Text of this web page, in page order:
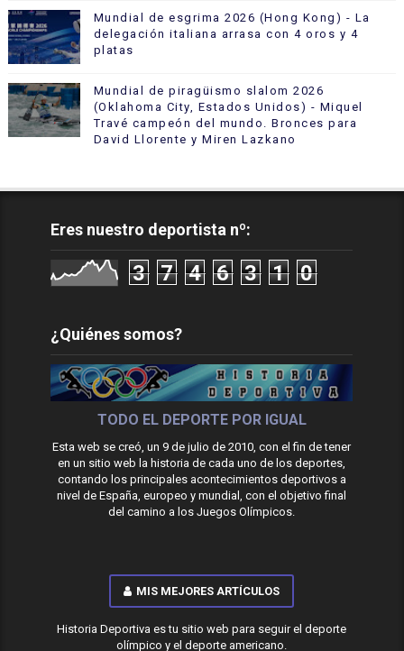
Mundial de esgrima 2026 (Hong Kong) - La
delegación italiana arrasa con 4 oros y 4
platas
Mundial de piragüismo slalom 2026
(Oklahoma City, Estados Unidos) - Miquel
Travé campeón del mundo. Bronces para
David Llorente y Miren Lazkano
Eres nuestro deportista nº:
3 7 4 6 3 1 0
¿Quiénes somos?
TODO EL DEPORTE POR IGUAL
Esta web se creó, un 9 de julio de 2010, con el fin de tener
en un sitio web la historia de cada uno de los deportes,
contando los principales acontecimientos deportivos a
nivel de España, europeo y mundial, con el objetivo final
del camino a los Juegos Olímpicos.
MIS MEJORES ARTÍCULOS
Historia Deportiva es tu sitio web para seguir el deporte
olímpico y el deporte americano.